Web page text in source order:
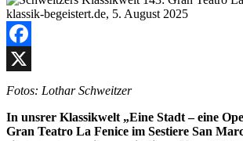
Facebook
X
Fotos: Lothar Schweitzer
In unsrer Klassikwelt „Eine Stadt – eine
Gran Teatro La Fenice im Sestiere San